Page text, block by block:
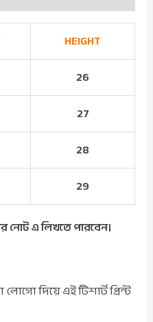
HEIGHT
26
27
28
29
এ লিখতে পারবেন।
দিয়ে এই টিশার্ট প্রিন্ট